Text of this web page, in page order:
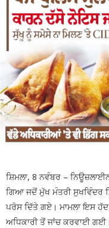
ਸ਼ਿਮਲਾ, 8 ਨਵੰਬਰ –
ਗਿਆ ਜਦੋਂ ਮੁੱਖ ਮੰਤਰੀ ਸੁਖਵਿੰਦਰ
ਪਰੋਸ ਦਿੱਤੇ ਗਏ। ਮਾਮਲਾ ਇਸ
ਅਧਿਕਾਰੀ ਤੋਂ ਜਾਂਚ ਕਰਵਾਈ